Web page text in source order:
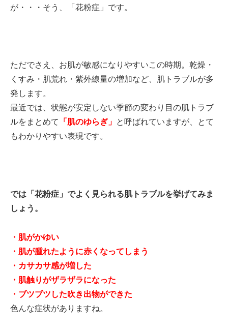
が・・・そう、「花粉症」です。
ただでさえ、お肌が敏感になりやすいこの時期。乾燥・
くすみ・肌荒れ・紫外線量の増加など、肌トラブルが多
発します。
最近では、状態が安定しない季節の変わり目の肌トラブ
ルをまとめて
「肌のゆらぎ」 と呼ばれていますが、とて
もわかりやすい表現です。
では「花粉症」でよく見られる肌トラブルを挙げてみま
しょう。
・肌がかゆい
・肌が腫れたように赤くなってしまう
・カサカサ感が増した
・肌触りがザラザラになった
・ブツブツした吹き出物ができた
色んな症状がありますね。